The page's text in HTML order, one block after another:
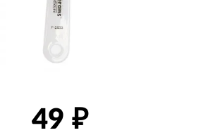
49